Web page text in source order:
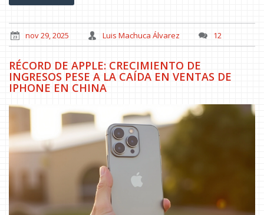
nov 29, 2025 Luis Machuca Álvarez 12
RÉCORD DE APPLE: CRECIMIENTO DE
INGRESOS PESE A LA CAÍDA EN VENTAS DE
IPHONE EN CHINA